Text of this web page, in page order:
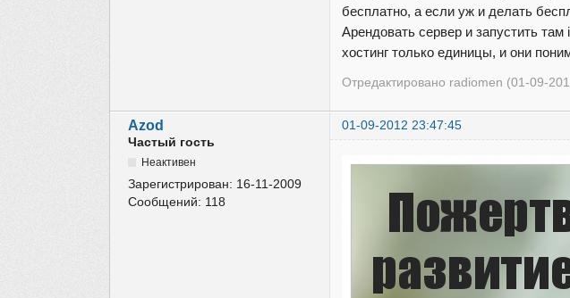
бесплатно, а если уж и делать
Арендовать сервер и запустить
хостинг только единицы, и они
Отредактировано radiomen (01-09-
Azod
01-09-2012 23:47:45
Частый гость
Неактивен
Зарегистрирован: 16-11-2009
Сообщений: 118